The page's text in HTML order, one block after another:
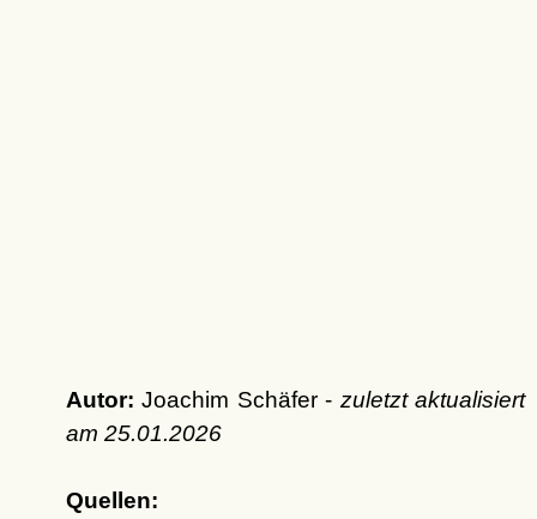
Autor: Joachim Schäfer - zuletzt aktualisiert
am 25.01.2026
Quellen: